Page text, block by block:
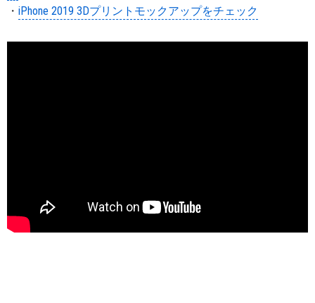
・ iPhone 2019 3Dプリントモックアップをチェック